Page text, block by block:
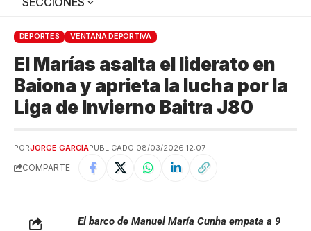
DEPORTES VENTANA DEPORTIVA
El Marías asalta el liderato en
Baiona y aprieta la lucha por la
Liga de Invierno Baitra J80
PORJORGE GARCÍAPUBLICADO 08/03/2026 12:07
COMPARTE
El barco de Manuel María Cunha empata a 9